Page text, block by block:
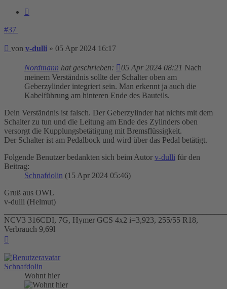
#37
Beitrag
von v-dulli » 05 Apr 2024 16:17
Nordmann hat geschrieben: 05 Apr 2024 08:21 Nach
meinem Verständnis sollte der Schalter oben am
Geberzylinder integriert sein. Man erkennt ja auch die
Kabelführung am hinteren Ende des Bauteils.
Dein Verständnis ist falsch. Der Geberzylinder hat nichts mit dem
Schalter zu tun und die Leitung am Ende des Zylinders oben
versorgt die Kupplungsbetätigung mit Bremsflüssigkeit.
Der Schalter ist am Pedalbock und wird über das Pedal betätigt.
Folgende Benutzer bedankten sich beim Autor v-dulli für den
Beitrag:
Schnafdolin (15 Apr 2024 05:46)
Gruß aus OWL
v-dulli (Helmut)
NCV3 316CDI, 7G, Hymer GCS 4x2 i=3,923, 255/55 R18,
Verbrauch 9,69l
Schnafdolin
Wohnt hier